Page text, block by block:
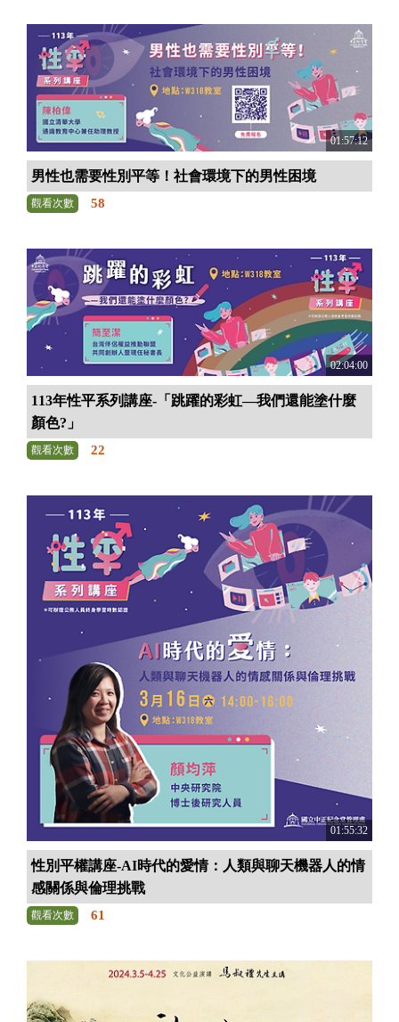
01:57:12
男性也需要性別平等！社會環境下的男性困境
觀看次數 58
02:04:00
113年性平系列講座-「跳躍的彩虹—我們還能塗什麼
顏色?」
觀看次數 22
01:55:32
性別平權講座-AI時代的愛情：人類與聊天機器人的情
感關係與倫理挑戰
觀看次數 61